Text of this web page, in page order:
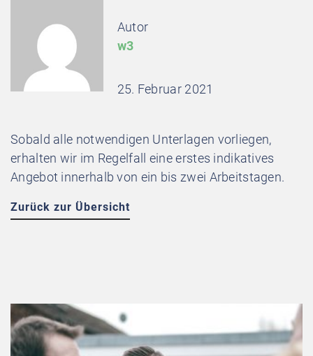
Autor
w3
25. Februar 2021
Sobald alle notwendigen Unterlagen vorliegen,
erhalten wir im Regelfall eine erstes indikatives
Angebot innerhalb von ein bis zwei Arbeitstagen.
Zurück zur Übersicht